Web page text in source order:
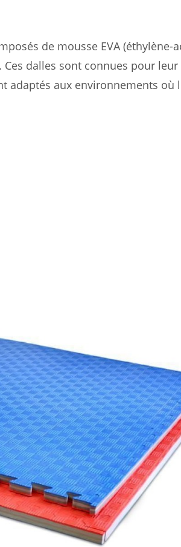
de mousse EVA (éthylène-
dalles sont connues pour
adaptés aux environnements où